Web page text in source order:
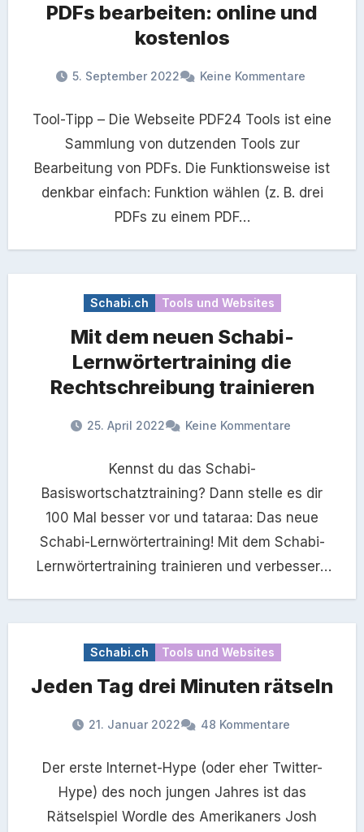
PDFs bearbeiten: online und
kostenlos
5. September 2022 Keine Kommentare
Tool-Tipp – Die Webseite PDF24 Tools ist eine
Sammlung von dutzenden Tools zur
Bearbeitung von PDFs. Die Funktionsweise ist
denkbar einfach: Funktion wählen (z. B. drei
PDFs zu einem PDF…
Schabi.ch Tools und Websites
Mit dem neuen Schabi-
Lernwörtertraining die
Rechtschreibung trainieren
25. April 2022 Keine Kommentare
Kennst du das Schabi-
Basiswortschatztraining? Dann stelle es dir
100 Mal besser vor und tataraa: Das neue
Schabi-Lernwörtertraining! Mit dem Schabi-
Lernwörtertraining trainieren und verbessern
Schabi.ch Tools und Websites
Jeden Tag drei Minuten rätseln
21. Januar 2022 48 Kommentare
Der erste Internet-Hype (oder eher Twitter-
Hype) des noch jungen Jahres ist das
Rätselspiel Wordle des Amerikaners Josh